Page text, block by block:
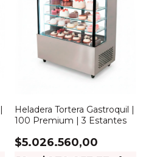
Heladera Tortera Gastroquil |
100 Premium | 3 Estantes
$5.026.560,00